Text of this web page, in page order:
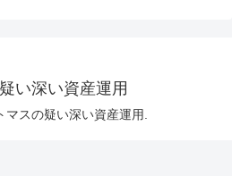
い深い資産運用
スの疑い深い資産運用.